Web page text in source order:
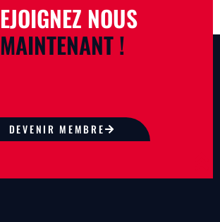
NOUS
MAINTENANT !
DEVENIR MEMBRE